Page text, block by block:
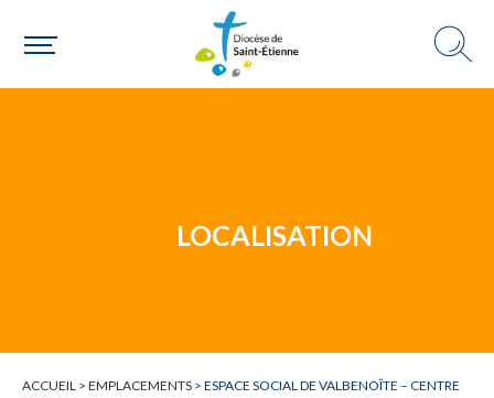
Choisir ma paroisse par commune
LOCALISATION
ACCUEIL > EMPLACEMENTS > ESPACE SOCIAL DE VALBENOÎTE – CENTRE